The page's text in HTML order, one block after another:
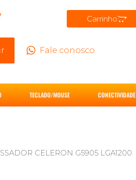
Carrinho
Fale conosco
TECLADO/MOUSE CONECTIVIDADE
CELERON G5905 LGA1200